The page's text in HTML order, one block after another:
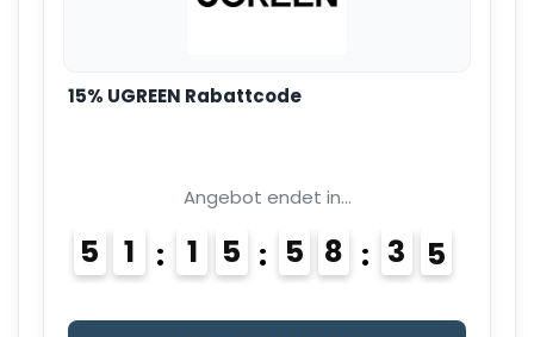
15% UGREEN Rabattcode
Angebot endet in...
5 1 1 5 5 8 3 4